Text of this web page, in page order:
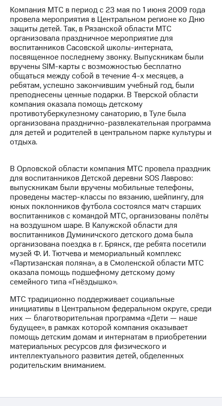
Контакты
Медиа-центр
Пресс-
релизы
МТС
о технологиях
Достижения
Интервью
Финансовая
отчетность
Пригласить
спикера
и акционерам
Корпоративное
управление
Корпоративный
секретарь
Раскрытие
информации
Информация
Документы
ПАО
"МТС"
Собрания
акционеров
Личный
кабинет
акционера
Компания МТС в период с 23 мая по 1 июня 2009 года
провела мероприятия в Центральном регионе ко Дню
защиты детей. Так, в Рязанской области МТС
организовала праздничное мероприятие для
воспитанников Сасовской школы-интерната,
посвященное последнему звонку. Выпускникам были
вручены SIM-карты с возможностью бесплатно
общаться между собой в течение 4-х месяцев, а
ребятам, успешно закончившим учебный год, были
преподнесены ценные подарки. В Тверской области
компания оказала помощь детскому
противотуберкулезному санаторию, в Туле была
организована празднично-развлекательная программа
для детей и родителей в центральном парке культуры и
отдыха.
В Орловской области компания МТС провела праздник
для воспитанников Детской деревни SOS Лаврово:
выпускникам были вручены мобильные телефоны,
проведены мастер-классы по вязанию, шейпингу, для
юных поклонников футбола состоялся матч старших
воспитанников с командой МТС, организованы полёты
на воздушном шаре. В Калужской области для
воспитанников Думиничского детского дома была
организована поездка в г. Брянск, где ребята посетили
музей Ф. И. Тютчева и мемориальный комплекс
«Партизанская поляна», а в Смоленской области МТС
оказала помощь подшефному детскому дому
семейного типа «Гнёздышко».
МТС традиционно поддерживает социальные
инициативы в Центральном федеральном округе, среди
них — благотворительная программа «Дети — наше
будущее», в рамках которой компания оказывает
помощь детским домам и интернатам в приобретении
материальных ресурсов для физического и
интеллектуального развития детей, обделенных
родительским вниманием.